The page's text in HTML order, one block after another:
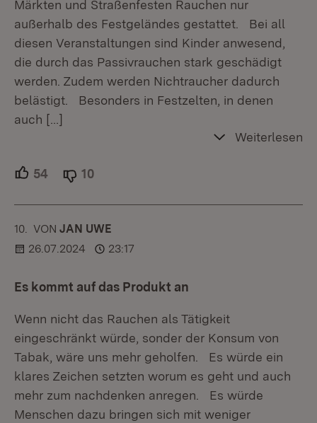
Märkten und Straßenfesten Rauchen nur
außerhalb des Festgeländes gestattet. Bei all
diesen Veranstaltungen sind Kinder anwesend,
die durch das Passivrauchen stark geschädigt
werden. Zudem werden Nichtraucher dadurch
belästigt. Besonders in Festzelten, in denen
auch […]
Weiterlesen
54 Unterstützer.
10
10. KOMMENTAR
VON :JAN UWE
26.07.2024
23:17
Es kommt auf das Produkt an
Wenn nicht das Rauchen als Tätigkeit
eingeschränkt würde, sonder der Konsum von
Tabak, wäre uns mehr geholfen. Es würde ein
klares Zeichen setzten worum es geht und auch
mehr zum nachdenken anregen. Es würde
Menschen dazu bringen sich mit weniger